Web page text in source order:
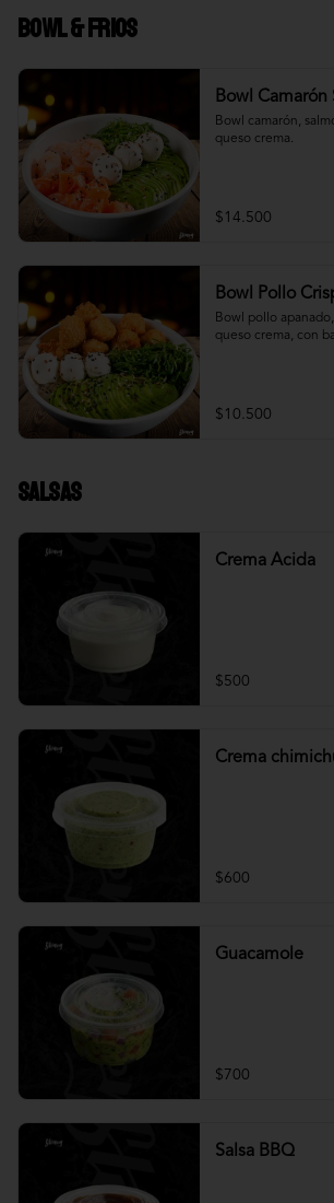
Bowl & frios
Bowl Camarón
Bowl camarón,
queso crema.
$14.500
Bowl Pollo
Bowl pollo
queso crema, con
$10.500
Salsas
Crema Acida
$500
Crema
$600
Guacamole
$700
Salsa BBQ